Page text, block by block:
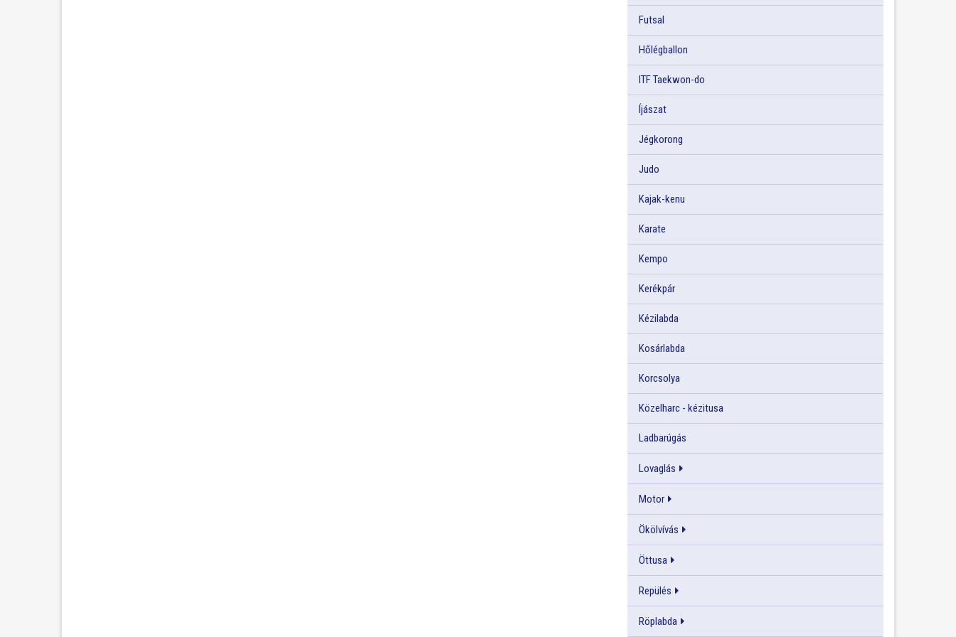
Futsal
Hőlégballon
ITF Taekwon-do
Íjászat
Jégkorong
Judo
Kajak-kenu
Karate
Kempo
Kerékpár
Kézilabda
Kosárlabda
Korcsolya
Közelharc - kézitusa
Ladbarúgás
Lovaglás
Motor
Ökölvívás
Öttusa
Repülés
Röplabda